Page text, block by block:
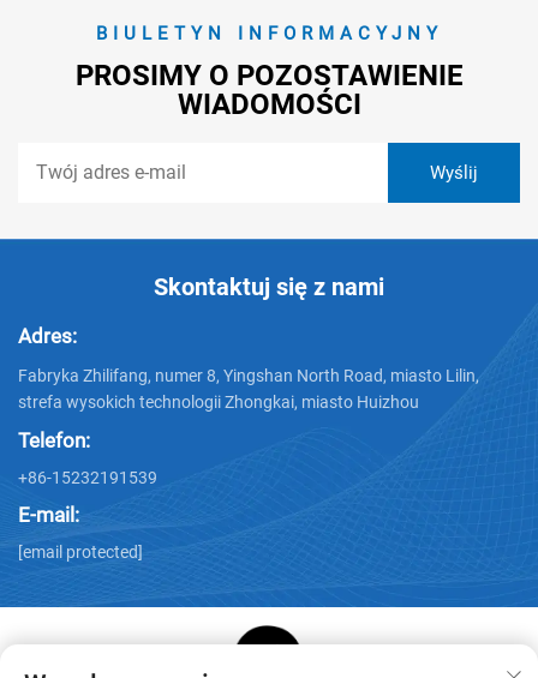
BIULETYN INFORMACYJNY
PROSIMY O POZOSTAWIENIE
WIADOMOŚCI
Skontaktuj się z nami
Adres:
Fabryka Zhilifang, numer 8, Yingshan North Road, miasto Lilin,
strefa wysokich technologii Zhongkai, miasto Huizhou
Telefon:
+86-15232191539
E-mail:
[email protected]